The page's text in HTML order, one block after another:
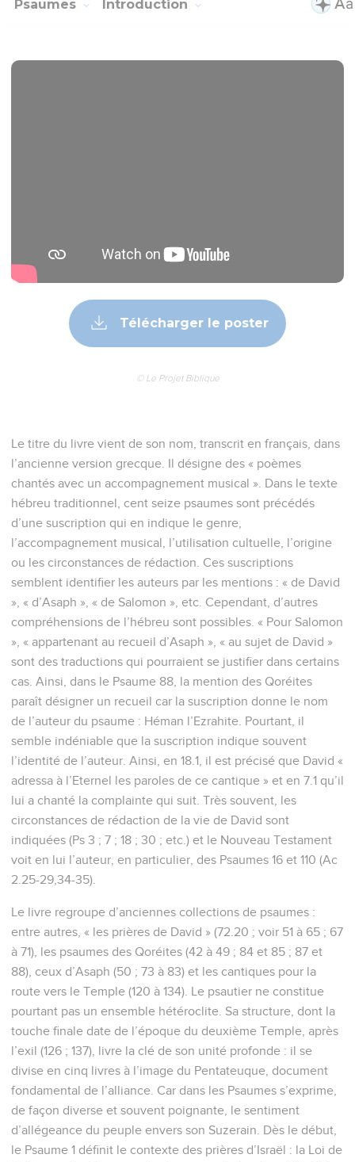
Psaumes Introduction
Télécharger le poster
© Le Projet Biblique
Le titre du livre vient de son nom, transcrit en français, dans
l’ancienne version grecque. Il désigne des « poèmes
chantés avec un accompagnement musical ». Dans le texte
hébreu traditionnel, cent seize psaumes sont précédés
d’une suscription qui en indique le genre,
l’accompagnement musical, l’utilisation cultuelle, l’origine
ou les circonstances de rédaction. Ces suscriptions
semblent identifier les auteurs par les mentions : « de David
», « d’Asaph », « de Salomon », etc. Cependant, d’autres
compréhensions de l’hébreu sont possibles. « Pour Salomon
», « appartenant au recueil d’Asaph », « au sujet de David »
sont des traductions qui pourraient se justifier dans certains
cas. Ainsi, dans le Psaume 88, la mention des Qoréites
paraît désigner un recueil car la suscription donne le nom
de l’auteur du psaume : Héman l’Ezrahite. Pourtant, il
semble indéniable que la suscription indique souvent
l’identité de l’auteur. Ainsi, en 18.1, il est précisé que David «
adressa à l’Eternel les paroles de ce cantique » et en 7.1 qu’il
lui a chanté la complainte qui suit. Très souvent, les
circonstances de rédaction de la vie de David sont
indiquées (Ps 3 ; 7 ; 18 ; 30 ; etc.) et le Nouveau Testament
voit en lui l’auteur, en particulier, des Psaumes 16 et 110 (Ac
2.25-29,34-35).
Le livre regroupe d’anciennes collections de psaumes :
entre autres, « les prières de David » (72.20 ; voir 51 à 65 ; 67
à 71), les psaumes des Qoréites (42 à 49 ; 84 et 85 ; 87 et
88), ceux d’Asaph (50 ; 73 à 83) et les cantiques pour la
route vers le Temple (120 à 134). Le psautier ne constitue
pourtant pas un ensemble hétéroclite. Sa structure, dont la
touche finale date de l’époque du deuxième Temple, après
l’exil (126 ; 137), livre la clé de son unité profonde : il se
divise en cinq livres à l’image du Pentateuque, document
fondamental de l’alliance. Car dans les Psaumes s’exprime,
de façon diverse et souvent poignante, le sentiment
d’allégeance du peuple envers son Suzerain. Dès le début,
le Psaume 1 définit le contexte des prières d’Israël : la Loi de